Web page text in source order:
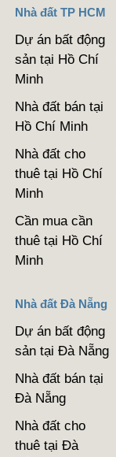
Nhà đất TP HCM
Dự án bất động
sản tại Hồ Chí
Minh
Nhà đất bán tại
Hồ Chí Minh
Nhà đất cho
thuê tại Hồ Chí
Minh
Cần mua cần
thuê tại Hồ Chí
Minh
Nhà đất Đà Nẵng
Dự án bất động
sản tại Đà Nẵng
Nhà đất bán tại
Đà Nẵng
Nhà đất cho
thuê tại Đà